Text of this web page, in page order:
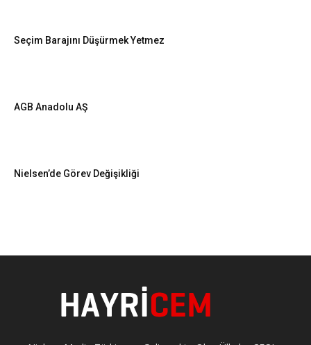
Seçim Barajını Düşürmek Yetmez
AGB Anadolu AŞ
Nielsen’de Görev Değişikliği